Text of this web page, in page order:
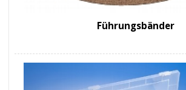
Führungsbänder